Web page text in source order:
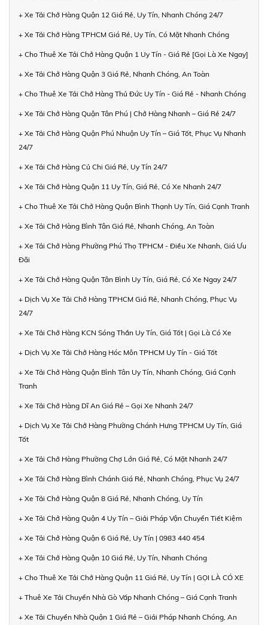
+ Xe Tải Chở Hàng Quận 12 Giá Rẻ, Uy Tín, Nhanh Chóng 24/7
+ Xe Tải Chở Hàng TPHCM Giá Rẻ, Uy Tín, Có Mặt Nhanh Chóng
+ Cho Thuê Xe Tải Chở Hàng Quận 1 Uy Tín - Giá Rẻ [Gọi Là Xe Ngay]
+ Xe Tải Chở Hàng Quận 3 Giá Rẻ, Nhanh Chóng, An Toàn
+ Cho Thuê Xe Tải Chở Hàng Thủ Đức Uy Tín - Giá Rẻ - Nhanh Chóng
+ Xe Tải Chở Hàng Quận Tân Phú | Chở Hàng Nhanh – Giá Rẻ 24/7
+ Xe Tải Chở Hàng Quận Phú Nhuận Uy Tín – Giá Tốt, Phục Vụ Nhanh
24/7
+ Xe Tải Chở Hàng Củ Chi Giá Rẻ, Uy Tín 24/7
+ Xe Tải Chở Hàng Quận 11 Uy Tín, Giá Rẻ, Có Xe Nhanh 24/7
+ Cho Thuê Xe Tải Chở Hàng Quận Bình Thạnh Uy Tín, Giá Cạnh Tranh
+ Xe Tải Chở Hàng Bình Tân Giá Rẻ, Nhanh Chóng, An Toàn
+ Xe Tải Chở Hàng Phường Phú Thọ TPHCM - Điều Xe Nhanh, Giá Ưu
Đãi
+ Xe Tải Chở Hàng Quận Tân Bình Uy Tín, Giá Rẻ, Có Xe Ngay 24/7
+ Dịch Vụ Xe Tải Chở Hàng TPHCM Giá Rẻ, Nhanh Chóng, Phục Vụ
24/7
+ Xe Tải Chở Hàng KCN Sóng Thần Uy Tín, Giá Tốt | Gọi Là Có Xe
+ Dịch Vụ Xe Tải Chở Hàng Hóc Môn TPHCM Uy Tín - Giá Tốt
+ Xe Tải Chở Hàng Quận Bình Tân Uy Tín, Nhanh Chóng, Giá Cạnh
Tranh
+ Xe Tải Chở Hàng Dĩ An Giá Rẻ – Gọi Xe Nhanh 24/7
+ Dịch Vụ Xe Tải Chở Hàng Phường Chánh Hưng TPHCM Uy Tín, Giá
Tốt
+ Xe Tải Chở Hàng Phường Chợ Lớn Giá Rẻ, Có Mặt Nhanh 24/7
+ Xe Tải Chở Hàng Bình Chánh Giá Rẻ, Nhanh Chóng, Phục Vụ 24/7
+ Xe Tải Chở Hàng Quận 8 Giá Rẻ, Nhanh Chóng, Uy Tín
+ Xe Tải Chở Hàng Quận 4 Uy Tín – Giải Pháp Vận Chuyển Tiết Kiệm
+ Xe Tải Chở Hàng Quận 6 Giá Rẻ, Uy Tín | 0983 440 454
+ Xe Tải Chở Hàng Quận 10 Giá Rẻ, Uy Tín, Nhanh Chóng
+ Cho Thuê Xe Tải Chở Hàng Quận 11 Giá Rẻ, Uy Tín | GỌI LÀ CÓ XE
+ Thuê Xe Tải Chuyển Nhà Gò Vấp Nhanh Chóng – Giá Cạnh Tranh
+ Xe Tải Chuyển Nhà Quận 1 Giá Rẻ – Giải Pháp Nhanh Chóng, An